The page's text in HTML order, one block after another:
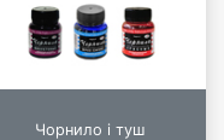
Чорнило і туш